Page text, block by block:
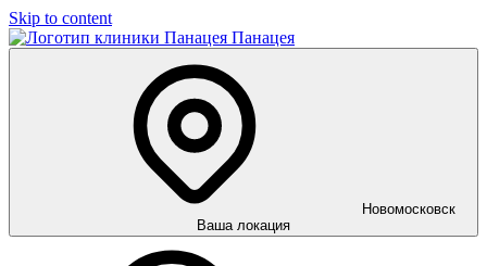
Skip to content
Панацея
Новомосковск
Ваша локация